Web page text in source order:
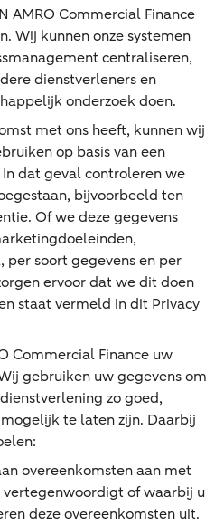
AMRO Commercial Finance
Wij kunnen onze systemen
centraliseren,
dienstverleners en
onderzoek doen.
met ons heeft, kunnen wij
op basis van een
dat geval controleren we
bijvoorbeeld ten
Of we deze gegevens
soort gegevens en per
ervoor dat we dit doen
staat vermeld in dit Privacy
Commercial Finance uw
gebruiken uw gegevens om
zo goed,
te laten zijn. Daarbij
overeenkomsten aan met
of waarbij u
deze overeenkomsten uit.